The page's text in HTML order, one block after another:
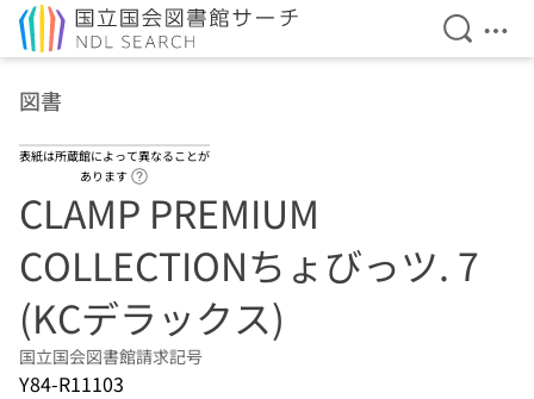
検索を
メ
図書
表紙は所蔵館によって異なることが
あります
CLAMP PREMIUM
COLLECTIONちょびっツ. 7
(KCデラックス)
国立国会図書館請求記号
Y84-R11103